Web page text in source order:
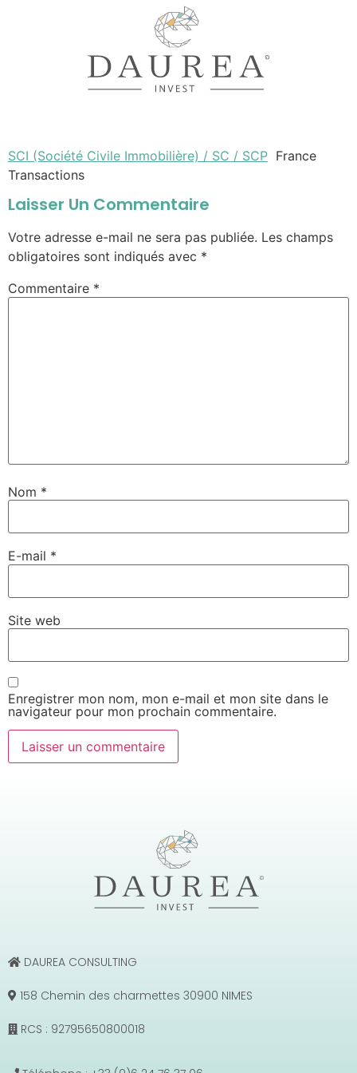
SCI (Société Civile Immobilière) / SC / SCP France
Transactions
Laisser Un Commentaire
Votre adresse e-mail ne sera pas publiée. Les champs
obligatoires sont indiqués avec *
Commentaire *
Nom *
E-mail *
Site web
Enregistrer mon nom, mon e-mail et mon site dans le
navigateur pour mon prochain commentaire.
DAUREA CONSULTING
158 Chemin des charmettes 30900 NIMES
RCS : 92795650800018